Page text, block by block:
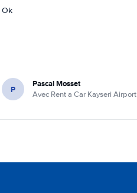
Ok
P Pascal Mosset
Avec Rent a Car Kayseri Airport